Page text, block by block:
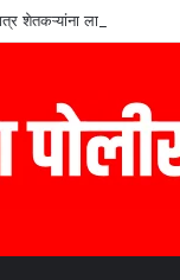
शेतकऱ्यांना लाभ मिळणार–